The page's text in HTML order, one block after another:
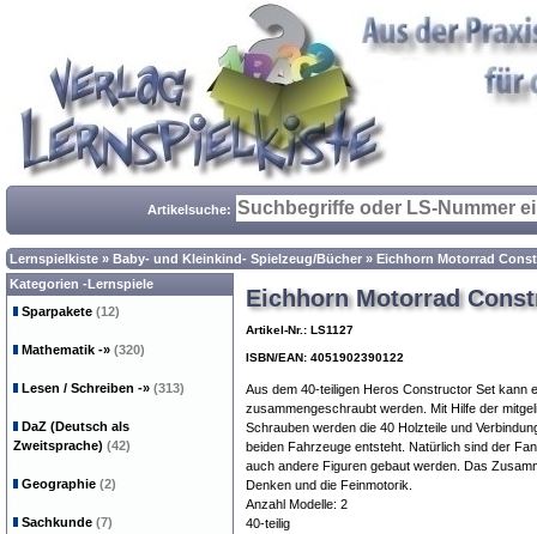
Artikelsuche:
Lernspielkiste » Baby- und Kleinkind- Spielzeug/Bücher » Eichhorn Motorrad
Eichhorn Motorrad
Artikel-Nr.: LS1127
ISBN/EAN: 4051902390122
Aus dem 40-teiligen Heros Constructor Set kann
zusammengeschraubt werden. Mit Hilfe der
Schrauben werden die 40 Holzteile und
beiden Fahrzeuge entsteht. Natürlich sind der
auch andere Figuren gebaut werden. Das
Denken und die Feinmotorik.
Anzahl Modelle: 2
40-teilig
Kategorien -Lernspiele
Sparpakete (12)
Mathematik -» (320)
Lesen / Schreiben -» (313)
DaZ (Deutsch als
Zweitsprache) (42)
Geographie (2)
Sachkunde (7)